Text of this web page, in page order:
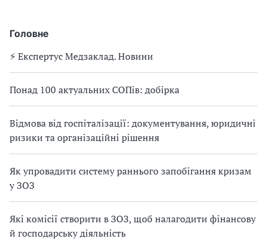
Головне
⚡️ Експертус Медзаклад. Новини
Понад 100 актуальних СОПів: добірка
Відмова від госпіталізації: документування, юридичні
ризики та організаційні рішення
Як упровадити систему раннього запобігання кризам
у ЗОЗ
Які комісії створити в ЗОЗ, щоб налагодити фінансову
й господарську діяльність